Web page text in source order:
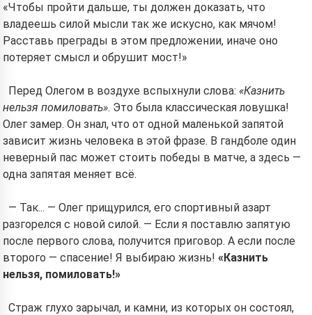
«Чтобы пройти дальше, ты должен доказать, что
владеешь силой мысли так же искусно, как мячом!
Расставь преграды в этом предложении, иначе оно
потеряет смысл и обрушит мост!»
Перед Олегом в воздухе вспыхнули слова: «Казнить
нельзя помиловать». Это была классическая ловушка!
Олег замер. Он знал, что от одной маленькой запятой
зависит жизнь человека в этой фразе. В гандболе один
неверный пас может стоить победы в матче, а здесь —
одна запятая меняет всё.
— Так... — Олег прищурился, его спортивный азарт
разгорелся с новой силой. — Если я поставлю запятую
после первого слова, получится приговор. А если после
второго — спасение! Я выбираю жизнь! «Казнить
нельзя, помиловать!»
Страж глухо зарычал, и камни, из которых он состоял,